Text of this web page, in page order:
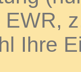
Ihre